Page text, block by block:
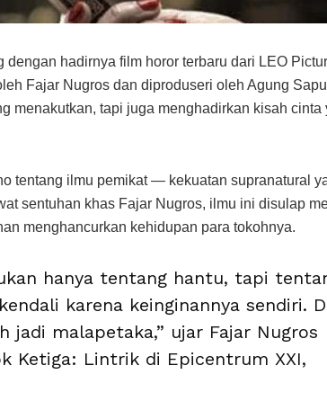
hadirnya film horor terbaru dari LEO
Fajar Nugros dan diproduseri oleh Agung
menakutkan, tapi juga menghadirkan kisah cinta
tentang ilmu pemikat — kekuatan supranatural
sentuhan khas Fajar Nugros, ilmu ini disulap
menghancurkan kehidupan para tokohnya.
hanya tentang hantu, tapi
karena keinginannya sendiri.
malapetaka,” ujar Fajar Nugros
Ketiga: Lintrik di Epicentrum XXI,